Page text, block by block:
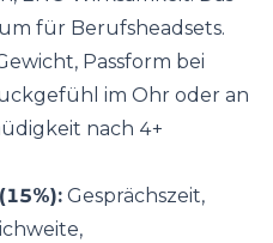
für Berufsheadsets.
Passform bei
im Ohr oder an
nach 4+
Gesprächszeit,